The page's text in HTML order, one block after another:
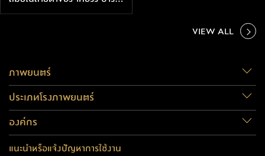
เกอร์
VIEW ALL
ภาพยนตร์
ประเภทโรงภาพยนตร์
องค์กร
แนะนำหรือแจ้งปัญหาการใช้งาน